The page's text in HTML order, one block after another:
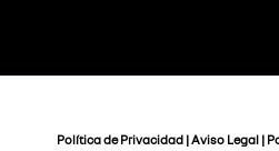
Política de Privacidad |Aviso Legal |